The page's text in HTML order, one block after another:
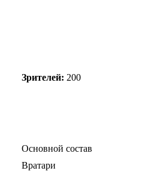
Зрителей: 200
Основной состав
Вратари